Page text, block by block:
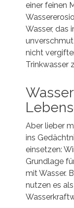
einer feinen
Wasser, das
nicht
Trinkwasser
Aber lieber
ins
einsetzen:
Grundlage
mit Wasser.
nutzen es